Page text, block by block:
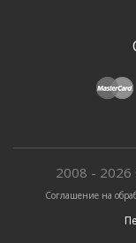
2008 - 2026
Соглашение на